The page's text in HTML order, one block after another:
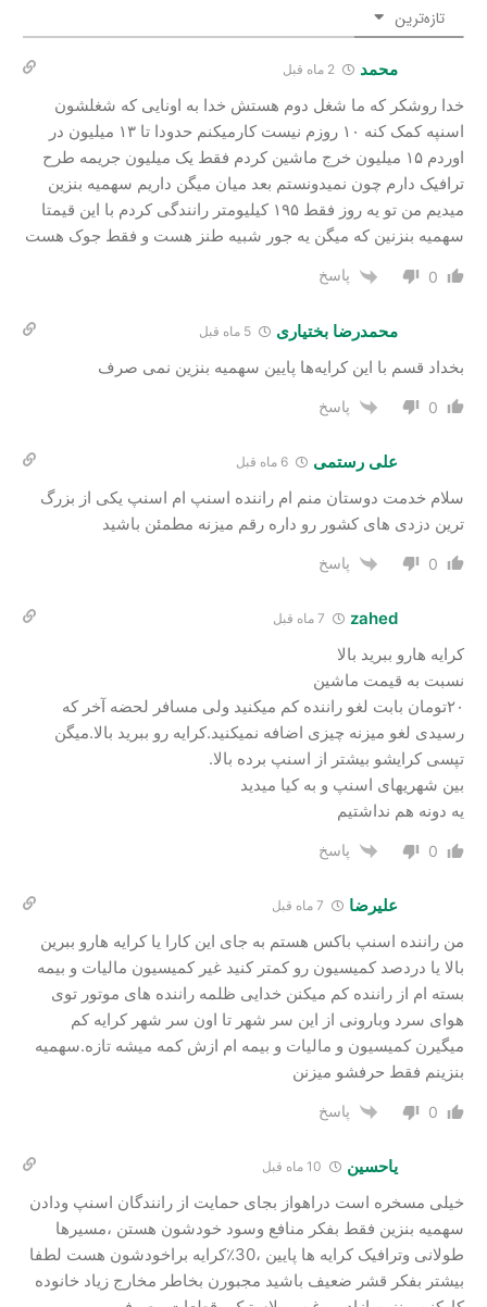
تازه‌ترین
محمد
خدا روشکر که ما شغل دوم هستش خدا به اونایی که شغلشون
اسنپه کمک کنه ۱۰ روزم نیست کارمیکنم حدودا تا ۱۳ میلیون در
اوردم ۱۵ میلیون خرج ماشین کردم فقط یک میلیون جریمه طرح
ترافیک دارم چون نمیدونستم بعد میان میگن داریم سهمیه بنزین
میدیم من تو یه روز فقط ۱۹۵ کیلیومتر رانندگی کردم با این قیمتا
سهمیه بنزنین که میگن یه جور شبیه طنز هست و فقط جوک هست
0 پاسخ
محمدرضا بختیاری
بخداد قسم با این کرایه‌ها پایین سهمیه بنزین نمی صرف
0 پاسخ
علی رستمی
سلام خدمت دوستان منم ام راننده اسنپ ام اسنپ یکی از بزرگ
ترین دزدی های کشور رو داره رقم میزنه مطمئن باشید
0 پاسخ
zahed
کرایه هارو ببرید بالا
نسبت به قیمت ماشین
۲۰تومان بابت لغو راننده کم میکنید ولی مسافر لحضه آخر که
رسیدی لغو میزنه چیزی اضافه نمیکنید.کرایه رو ببرید بالا.میگن
تپسی کرایشو بیشتر از اسنپ برده بالا.
بین شهریهای اسنپ و به کیا میدید
یه دونه هم نداشتیم
0 پاسخ
علیرضا
من راننده اسنپ باکس هستم به جای این کارا یا کرایه هارو ببرین
بالا یا دردصد کمیسیون رو کمتر کنید غیر کمیسیون مالیات و بیمه
بسته ام از راننده کم میکنن خدایی ظلمه راننده های موتور توی
هوای سرد وبارونی از این سر شهر تا اون سر شهر کرایه کم
میگیرن کمیسیون و مالیات و بیمه ام ازش کمه میشه تازه.سهمیه
بنزینم فقط حرفشو میزنن
0 پاسخ
یاحسین
خیلی مسخره است دراهواز بجای حمایت از رانندگان اسنپ ودادن
سهمیه بنزین فقط بفکر منافع وسود خودشون هستن ،مسیرها
طولانی وترافیک کرایه ها پایین ،30٪کرایه براخودشون هست لطفا
بیشتر بفکر قشر ضعیف باشید مجبورن بخاطر مخارج زیاد خانوده